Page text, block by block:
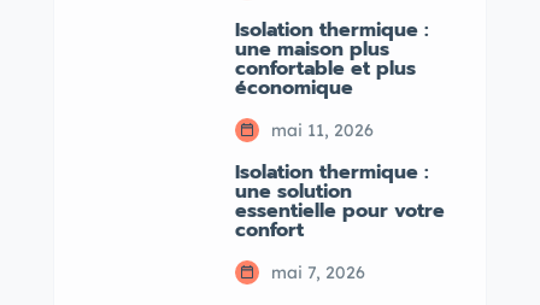
Isolation thermique :
une maison plus
confortable et plus
économique
mai 11, 2026
Isolation thermique :
une solution
essentielle pour votre
confort
mai 7, 2026